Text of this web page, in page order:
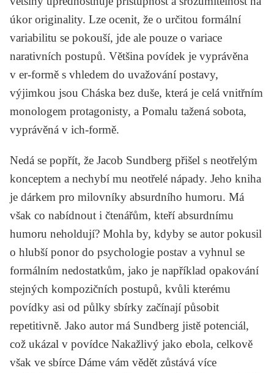
úkor originality. Lze ocenit, že o určitou formální
variabilitu se pokouší, jde ale pouze o variace
narativních postupů. Většina povídek je vyprávěna
v er-formě s vhledem do uvažování postavy,
výjimkou jsou Cháska bez duše, která je celá vnitřním
monologem protagonisty, a Pomalu tažená sobota,
vyprávěná v ich-formě.
Nedá se popřít, že Jacob Sundberg přišel s neotřelým
konceptem a nechybí mu neotřelé nápady. Jeho kniha
je dárkem pro milovníky absurdního humoru. Má
však co nabídnout i čtenářům, kteří absurdnímu
humoru neholdují? Mohla by, kdyby se autor pokusil
o hlubší ponor do psychologie postav a vyhnul se
formálním nedostatkům, jako je například opakování
stejných kompozičních postupů, kvůli kterému
povídky asi od půlky sbírky začínají působit
repetitivně. Jako autor má Sundberg jistě potenciál,
což ukázal v povídce Nakažlivý jako ebola, celkově
však ve sbírce Dáme vám vědět zůstává více